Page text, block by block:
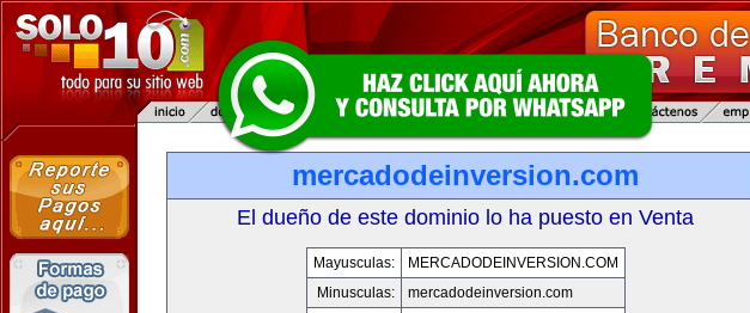
mercadodeinversion.com
El dueño de este dominio lo ha puesto en Venta
Mayusculas:
MERCADODEINVERSION.COM
Minusculas:
mercadodeinversion.com